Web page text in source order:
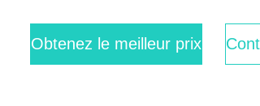
Obtenez le meilleur prix